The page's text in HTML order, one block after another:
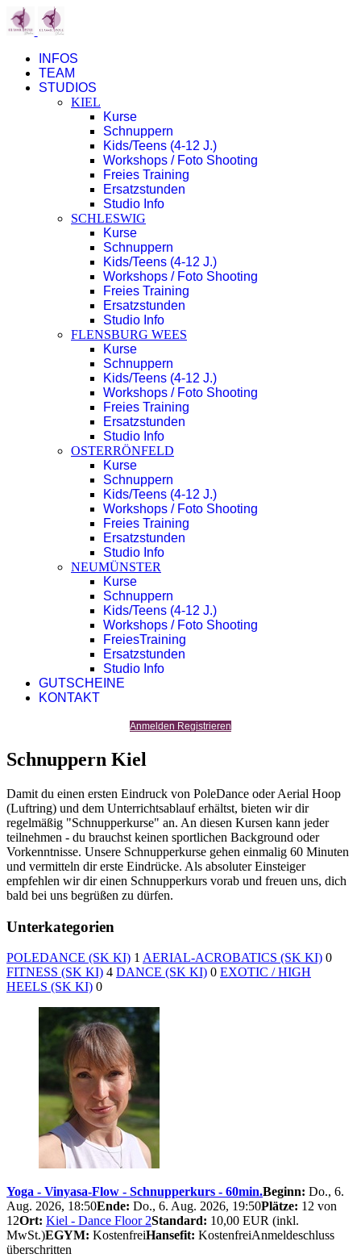
INFOS
TEAM
STUDIOS
KIEL
Kurse
Schnuppern
Kids/Teens (4-12 J.)
Workshops / Foto Shooting
Freies Training
Ersatzstunden
Studio Info
SCHLESWIG
Kurse
Schnuppern
Kids/Teens (4-12 J.)
Workshops / Foto Shooting
Freies Training
Ersatzstunden
Studio Info
FLENSBURG WEES
Kurse
Schnuppern
Kids/Teens (4-12 J.)
Workshops / Foto Shooting
Freies Training
Ersatzstunden
Studio Info
OSTERRÖNFELD
Kurse
Schnuppern
Kids/Teens (4-12 J.)
Workshops / Foto Shooting
Freies Training
Ersatzstunden
Studio Info
NEUMÜNSTER
Kurse
Schnuppern
Kids/Teens (4-12 J.)
Workshops / Foto Shooting
FreiesTraining
Ersatzstunden
Studio Info
GUTSCHEINE
KONTAKT
Anmelden Registrieren
Schnuppern Kiel
Damit du einen ersten Eindruck von PoleDance oder Aerial Hoop
(Luftring) und dem Unterrichtsablauf erhältst, bieten wir dir
regelmäßig "Schnupperkurse" an. An diesen Kursen kann jeder
teilnehmen - du brauchst keinen sportlichen Background oder
Vorkenntnisse. Unsere Schnupperkurse gehen einmalig 60 Minuten
und vermitteln dir erste Eindrücke. Als absoluter Einsteiger
empfehlen wir dir einen Schnupperkurs vorab und freuen uns, dich
bald bei uns begrüßen zu dürfen.
Unterkategorien
POLEDANCE (SK KI) 1 AERIAL-ACROBATICS (SK KI) 0
FITNESS (SK KI) 4 DANCE (SK KI) 0 EXOTIC / HIGH
HEELS (SK KI) 0
Yoga - Vinyasa-Flow - Schnupperkurs - 60min.Beginn: Do., 6.
Aug. 2026, 18:50Ende: Do., 6. Aug. 2026, 19:50Plätze: 12 von
12Ort: Kiel - Dance Floor 2Standard: 10,00 EUR (inkl.
MwSt.)EGYM: KostenfreiHansefit: KostenfreiAnmelde​schluss
überschritten